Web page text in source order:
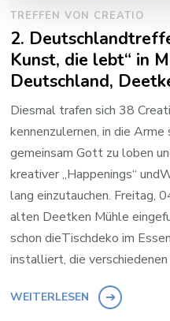
TREFFEN VON CREATIO
2.
Kunst, die lebt“ in
Deutschland,
Diesmal trafen sich 38
kennenzulernen, in die Arme
gemeinsam Gott zu loben
kreativer „Happenings“
lang einzutauchen. Freitag,
alten Deetken Mühle
schon dieTischdeko im
installiert, die
WEITERLESEN